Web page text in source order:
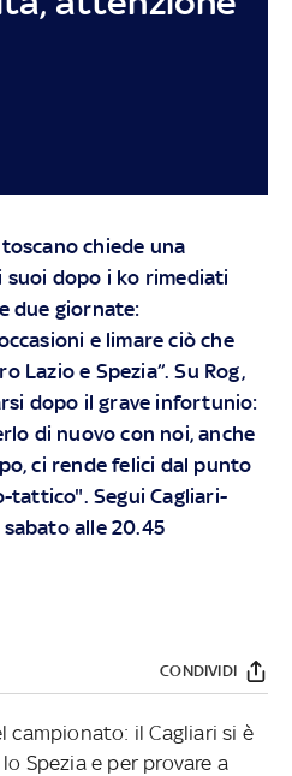
chiede una
suoi dopo i ko rimediati
due giornate:
e limare ciò che
Lazio e Spezia”. Su Rog,
dopo il grave infortunio:
di nuovo con noi, anche
ci rende felici dal punto
tattico". Segui Cagliari-
alle 20.45
CONDIVIDI
il Cagliari si è
Spezia e per provare a